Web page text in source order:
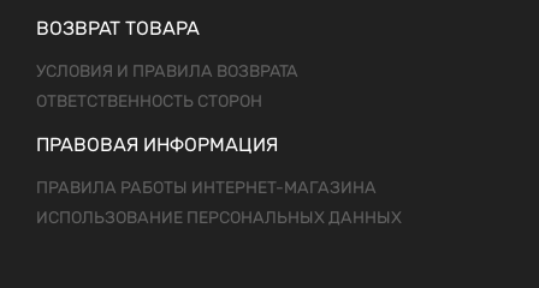
ВОЗВРАТ ТОВАРА
УСЛОВИЯ И ПРАВИЛА ВОЗВРАТА
ОТВЕТСТВЕННОСТЬ СТОРОН
ПРАВОВАЯ ИНФОРМАЦИЯ
ПРАВИЛА РАБОТЫ ИНТЕРНЕТ-МАГАЗИНА
ИСПОЛЬЗОВАНИЕ ПЕРСОНАЛЬНЫХ ДАННЫХ